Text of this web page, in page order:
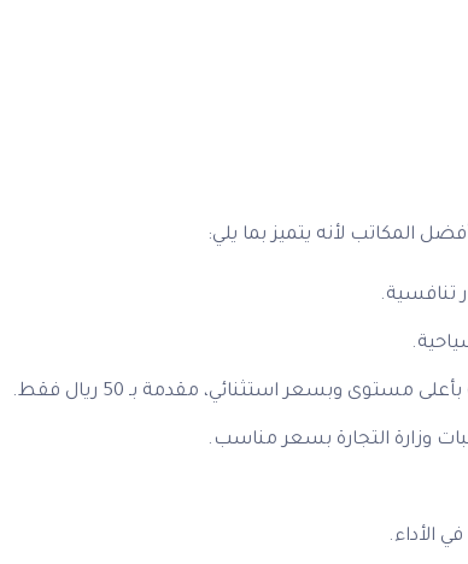
المكاتب لأنه يتميز بما يلي:
تنافسية.
وبسعر استثنائي، مقدمة بـ 50 ريال فقط.
وزارة التجارة بسعر مناسب.
الأداء.